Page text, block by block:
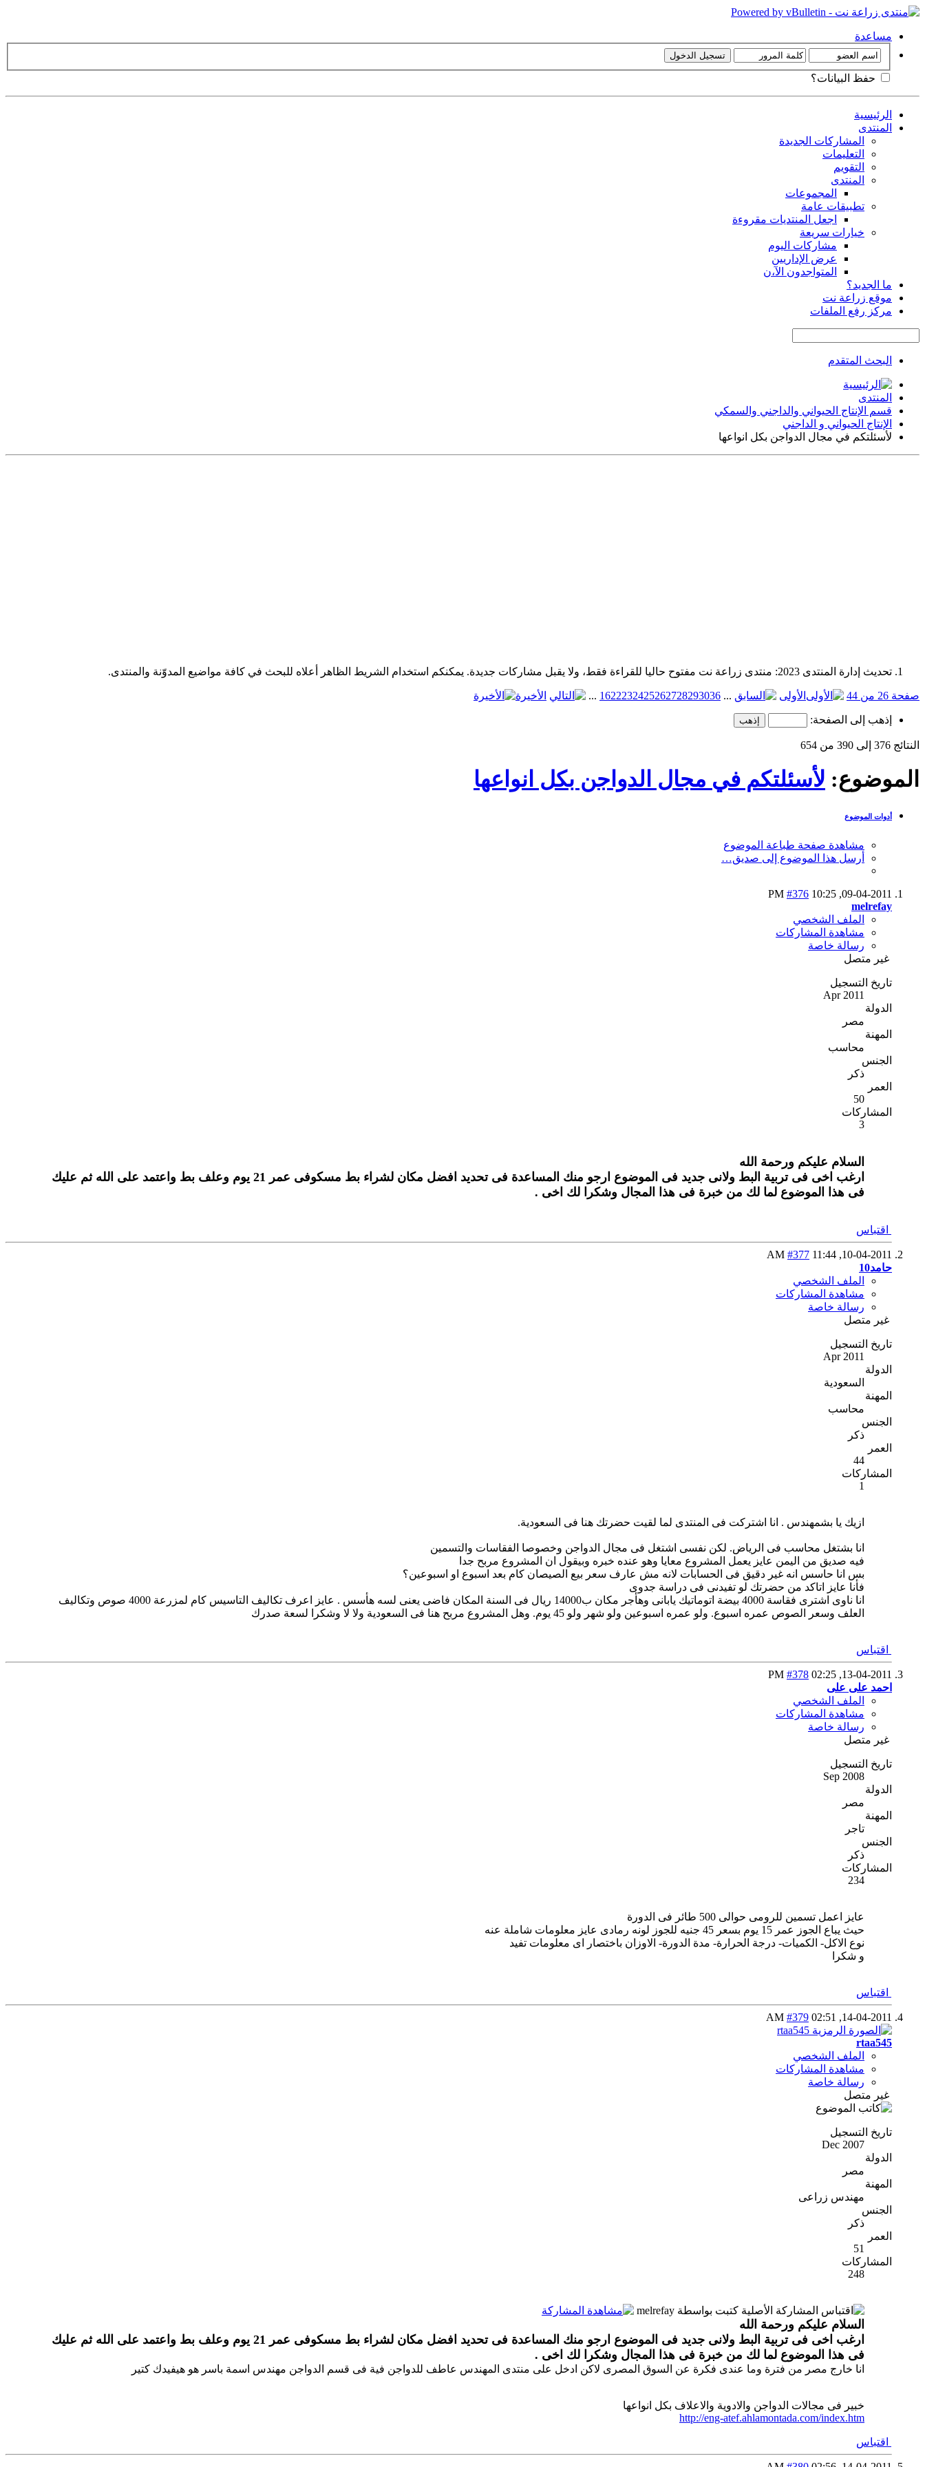
مساعدة
حفظ البيانات؟
الرئيسية
المنتدى
المشاركات الجديدة
التعليمات
التقويم
المنتدى
المجموعات
تطبيقات عامة
اجعل المنتديات مقروءة
خيارات سريعة
مشاركات اليوم
عرض الإداريين
المتواجدون الآ،ن
ما الجديد؟
موقع زراعة نت
مركز رفع الملفات
البحث المتقدم
المنتدى
قسم الإنتاج الحيواني والداجني والسمكي
الإنتاج الحيواني و الداجني
لأسئلتكم في مجال الدواجن بكل انواعها
تحديث إدارة المنتدى 2023: منتدى زراعة نت مفتوح حاليا للقراءة فقط، ولا يقبل مشاركات جديدة. يمكنكم استخدام الشريط الظاهر أعلاه للبحث في كافة مواضيع المدوّنة والمنتدى.
صفحة 26 من 44 الأولى ...
1622232425262728293036
... الأخيرة
إذهب إلى الصفحة:
النتائج 376 إلى 390 من 654
الموضوع: لأسئلتكم في مجال الدواجن بكل انواعها
أدوات الموضوع
مشاهدة صفحة طباعة الموضوع
أرسل هذا الموضوع إلى صديق…
09-04-2011,
10:25 PM
#376
melrefay
الملف الشخصي
مشاهدة المشاركات
رسالة خاصة
غير متصل
تاريخ التسجيل
Apr 2011
الدولة
مصر
المهنة
محاسب
الجنس
ذكر
العمر
50
المشاركات
3
السلام عليكم ورحمة الله
ارغب اخى فى تربية البط ولانى جديد فى الموضوع ارجو منك المساعدة فى تحديد افضل مكان لشراء بط مسكوفى عمر 21 يوم وعلف بط واعتمد على الله ثم عليك
فى هذا الموضوع لما لك من خبرة فى هذا المجال وشكرا لك اخى .
اقتباس
10-04-2011,
11:44 AM
#377
حامد10
الملف الشخصي
مشاهدة المشاركات
رسالة خاصة
غير متصل
تاريخ التسجيل
Apr 2011
الدولة
السعودية
المهنة
محاسب
الجنس
ذكر
العمر
44
المشاركات
1
ازيك يا بشمهندس . انا اشتركت فى المنتدى لما لقيت حضرتك هنا فى السعودية.
انا بشتغل محاسب فى الرياض. لكن نفسى اشتغل فى مجال الدواجن وخصوصا الفقاسات والتسمين
فيه صديق من اليمن عايز يعمل المشروع معايا وهو عنده خبره وبيقول ان المشروع مربح جدا
بس انا حاسس انه غير دقيق فى الحسابات لانه مش عارف سعر بيع الصيصان كام بعد اسبوع او اسبوعين؟
فأنا عايز اتاكد من حضرتك لو تفيدنى فى دراسة جدوى
انا ناوى اشترى فقاسة 4000 بيضة اتوماتيك يابانى وهأجر مكان ب14000 ريال فى السنة المكان فاضى يعنى لسه هأسس . عايز اعرف تكاليف التاسيس كام لمزرعة 4000 صوص وتكاليف
العلف وسعر الصوص عمره اسبوع. ولو عمره اسبوعين ولو شهر ولو 45 يوم. وهل المشروع مربح هنا فى السعودية ولا لا وشكرا لسعة صدرك
اقتباس
13-04-2011,
02:25 PM
#378
احمد على على
الملف الشخصي
مشاهدة المشاركات
رسالة خاصة
غير متصل
تاريخ التسجيل
Sep 2008
الدولة
مصر
المهنة
تاجر
الجنس
ذكر
المشاركات
234
عايز اعمل تسمين للرومى حوالى 500 طائر فى الدورة
حيث يباع الجوز عمر 15 يوم بسعر 45 جنيه للجوز لونه رمادى عايز معلومات شاملة عنه
نوع الاكل- الكميات- درجة الحرارة- مدة الدورة- الاوزان باختصار اى معلومات تفيد
و شكرا
اقتباس
14-04-2011,
02:51 AM
#379
rtaa545
الملف الشخصي
مشاهدة المشاركات
رسالة خاصة
غير متصل
تاريخ التسجيل
Dec 2007
الدولة
مصر
المهنة
مهندس زراعى
الجنس
ذكر
العمر
51
المشاركات
248
المشاركة الأصلية كتبت بواسطة melrefay
السلام عليكم ورحمة الله
ارغب اخى فى تربية البط ولانى جديد فى الموضوع ارجو منك المساعدة فى تحديد افضل مكان لشراء بط مسكوفى عمر 21 يوم وعلف بط واعتمد على الله ثم عليك
فى هذا الموضوع لما لك من خبرة فى هذا المجال وشكرا لك اخى .
انا خارج مصر من فترة وما عندى فكرة عن السوق المصرى لاكن ادخل على منتدى المهندس عاطف للدواجن فية فى قسم الدواجن مهندس اسمة باسر هو هيفيدك كتير
خبير فى مجالات الدواجن والادوية والاعلاف بكل انواعها
http://eng-atef.ahlamontada.com/index.htm
اقتباس